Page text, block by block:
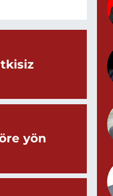
yön